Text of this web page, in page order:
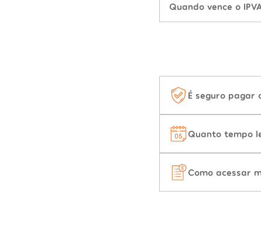
Quando vence o
É seguro pagar
Quanto tempo
Como acessar